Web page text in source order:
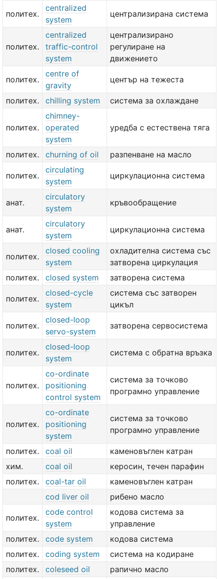
политех.
centralized
system
централизирана система
политех.
centralized
traffic-control
system
централизирано
регулиране на
движението
политех.
centre of
gravity
център на тежеста
политех. chilling system система за охлаждане
политех.
chimney-
operated
system
уредба с естествена тяга
политех. churning of oil разпенване на масло
политех.
circulating
system
циркулационна система
анат.
circulatory
system
кръвообращение
анат.
circulatory
system
циркулационна система
политех.
closed cooling
system
охладителна система със
затворена циркулация
политех.
closed system затворена система
политех.
closed-cycle
system
система със затворен
цикъл
политех.
closed-loop
servo-system
затворена сервосистема
политех.
closed-loop
system
система с обратна връзка
политех.
co-ordinate
positioning
control system
система за точково
програмно управление
политех.
co-ordinate
positioning
system
система за точково
програмно управление
политех. coal oil
каменовъглен катран
хим.
coal oil
керосин, течен парафин
политех.
coal-tar oil
каменовъглен катран
cod liver oil
рибено масло
политех.
code control
system
кодова система за
управление
политех.
code system
кодова система
политех.
coding system
система на кодиране
политех.
coleseed oil рапично масло